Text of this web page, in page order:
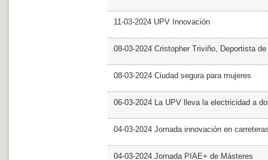
11-03-2024 UPV Innovación
08-03-2024 Cristopher Triviño, Deportista
08-03-2024 Ciudad segura para mujeres
06-03-2024 La UPV lleva la electricidad a
04-03-2024 Jornada innovación en
04-03-2024 Jornada PIAE+ de Másteres